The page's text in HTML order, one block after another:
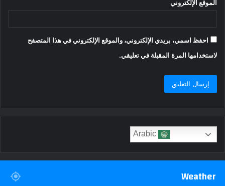
الموقع الإلكتروني
احفظ اسمي، بريدي الإلكتروني، والموقع الإلكتروني في هذا المتصفح
لاستخدامها المرة المقبلة في تعليقي.
Weather